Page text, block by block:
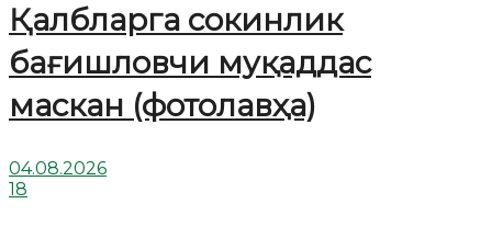
Қалбларга сокинлик
бағишловчи муқаддас
маскан (фотолавҳа)
04.08.2026
18